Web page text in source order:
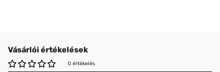
Vásárlói értékelések
0 értékelés